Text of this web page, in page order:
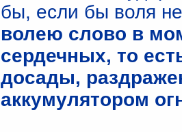
бы, если бы воля
волею слово в
сердечных, то
досады,
аккумулятором